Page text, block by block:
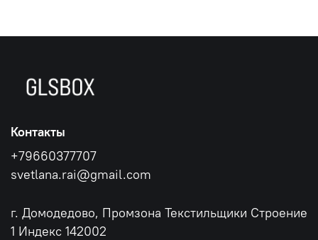
Контакты
+79660377707
svetlana.rai@gmail.com
г. Домодедово, Промзона Текстильщики Строение
1 Индекс 142002